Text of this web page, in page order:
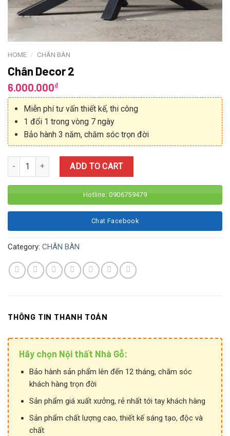
HOME / CHÂN BÀN
Chân Decor 2
6.000.000₫
Miễn phí tư vấn thiết kế, thi công
1 đổi 1 trong vòng 7 ngày
Bảo hành 3 năm, chăm sóc trọn đời
Quantity ADD TO CART
Hotline: 0906759479
Chat Facebook
Category: CHÂN BÀN
THÔNG TIN THANH TOÁN
Hãy chọn Nội thất Nhà Gỗ:
Bảo hành sản phẩm lên đến 12 tháng, chăm sóc
khách hàng trọn đời
Sản phẩm giá xuất xưởng, rẻ nhất tới tay khách hàng
Sản phẩm chất lượng cao, thiết kế sáng tạo, độc và
chất